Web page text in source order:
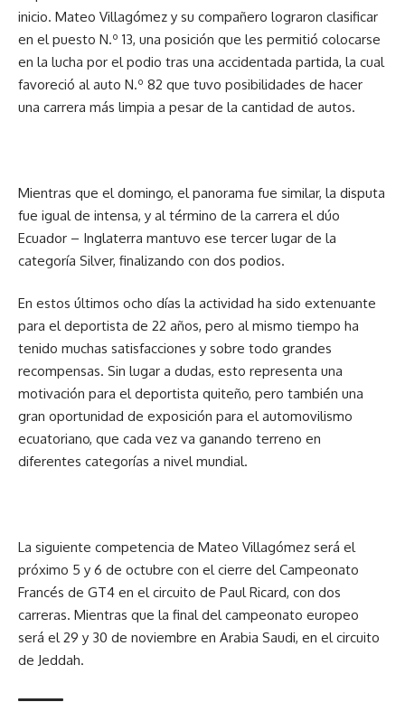
inicio. Mateo Villagómez y su compañero lograron clasificar
en el puesto N.º 13, una posición que les permitió colocarse
en la lucha por el podio tras una accidentada partida, la cual
favoreció al auto N.º 82 que tuvo posibilidades de hacer
una carrera más limpia a pesar de la cantidad de autos.
Mientras que el domingo, el panorama fue similar, la disputa
fue igual de intensa, y al término de la carrera el dúo
Ecuador – Inglaterra mantuvo ese tercer lugar de la
categoría Silver, finalizando con dos podios.
En estos últimos ocho días la actividad ha sido extenuante
para el deportista de 22 años, pero al mismo tiempo ha
tenido muchas satisfacciones y sobre todo grandes
recompensas. Sin lugar a dudas, esto representa una
motivación para el deportista quiteño, pero también una
gran oportunidad de exposición para el automovilismo
ecuatoriano, que cada vez va ganando terreno en
diferentes categorías a nivel mundial.
La siguiente competencia de Mateo Villagómez será el
próximo 5 y 6 de octubre con el cierre del Campeonato
Francés de GT4 en el circuito de Paul Ricard, con dos
carreras. Mientras que la final del campeonato europeo
será el 29 y 30 de noviembre en Arabia Saudi, en el circuito
de Jeddah.